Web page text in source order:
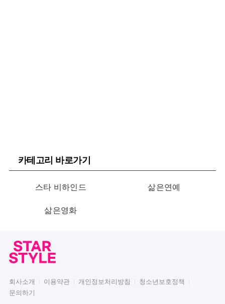
카테고리 바로가기
스타 비하인드 삶은연예
삶은영화
회사소개 이용약관 개인정보처리방침
청소년보호정책
문의하기